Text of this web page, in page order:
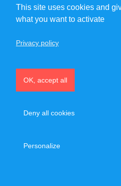
À partir de90 €45 €/h
This site uses cookies and
what you want to activate
OK, accept all
Deny all cookies
Personalize
Privacy policy